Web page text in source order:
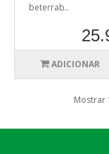
beterrab..
ADICIONAR
Mostrar